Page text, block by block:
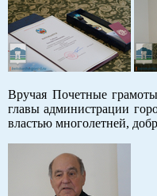
Вручая Почетные
главы администрации
властью многолетней,